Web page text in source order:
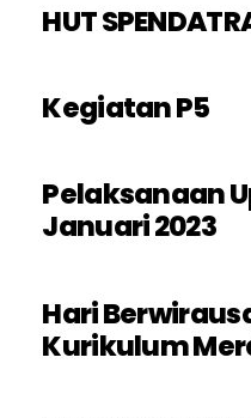
HUT
Kegiatan P5
Pelaksanaan
Januari 2023
Hari
Kurikulum